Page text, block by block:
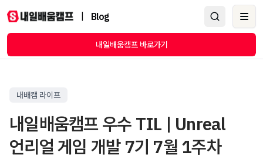
Blog
내일배움캠프 바로가기
내배캠 라이프
내일배움캠프 우수 TIL | Unreal
언리얼 게임 개발 7기 7월 1주차